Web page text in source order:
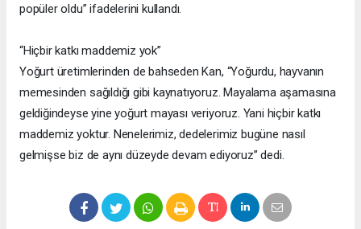
popüler oldu” ifadelerini kullandı.
“Hiçbir katkı maddemiz yok”
Yoğurt üretimlerinden de bahseden Kan, “Yoğurdu, hayvanın
memesinden sağıldığı gibi kaynatıyoruz. Mayalama aşamasına
geldiğindeyse yine yoğurt mayası veriyoruz. Yani hiçbir katkı
maddemiz yoktur. Nenelerimiz, dedelerimiz bugüne nasıl
gelmişse biz de aynı düzeyde devam ediyoruz” dedi.